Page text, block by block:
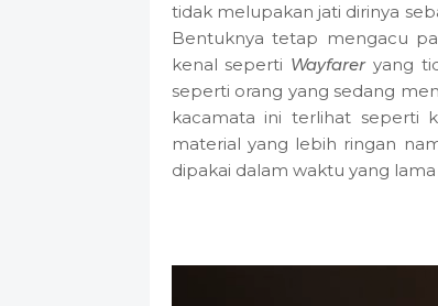
tidak melupakan jati dirinya
Bentuknya tetap mengacu
kenal seperti Wayfareryang
seperti orang yang sedang
kacamata ini terlihat seperti
material yang lebih ringan
dipakai dalam waktu yang